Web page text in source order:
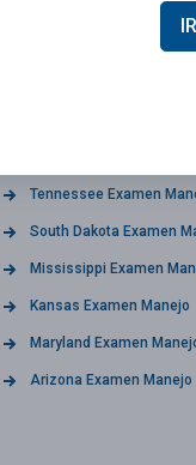
Maine Examen Manejo
Tennessee Examen
South Dakota Examen
Mississippi Examen
Kansas Examen Manejo
Maryland Examen
Arizona Examen Manejo